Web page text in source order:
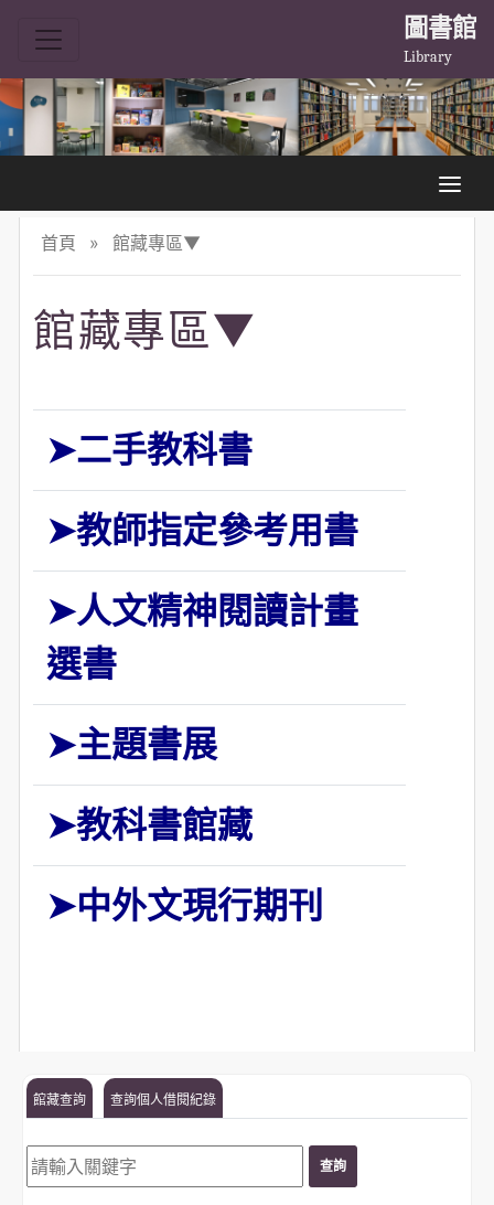
圖書館
Library
首頁 » 館藏專區▼
館藏專區▼
➤二手教科書
➤教師指定參考用書
➤人文精神閱讀計畫
選書
➤主題書展
➤教科書館藏
➤中外文現行期刊
館藏查詢 查詢個人借閱紀錄